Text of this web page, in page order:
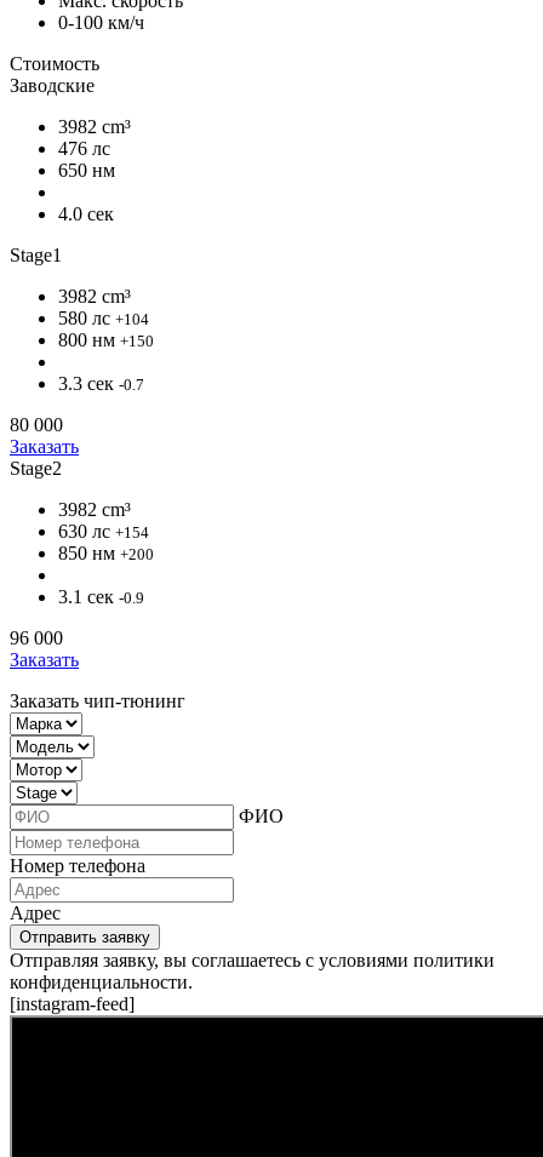
0-100 км/ч
Стоимость
Заводские
3982 cm³
476 лс
650 нм
4.0 сек
Stage1
3982 cm³
580 лс +104
800 нм +150
3.3 сек -0.7
80 000
Заказать
Stage2
3982 cm³
630 лс +154
850 нм +200
3.1 сек -0.9
96 000
Заказать
Заказать чип-тюнинг
ФИО
Номер телефона
Адрес
Отправить заявку
Отправляя заявку, вы соглашаетесь с условиями политики
конфиденциальности.
[instagram-feed]